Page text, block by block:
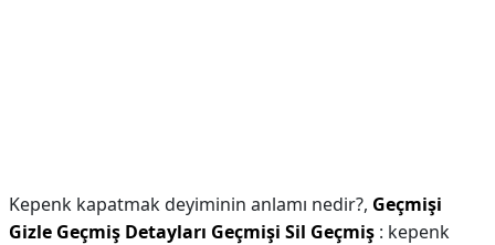
Kepenk kapatmak deyiminin anlamı nedir?, Geçmişi
Gizle Geçmiş Detayları Geçmişi Sil Geçmiş : kepenk